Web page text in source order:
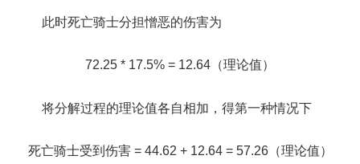
此时死亡骑士分担憎恶的伤害为
72.25 * 17.5% = 12.64（理论值）
将分解过程的理论值各自相加，得第一种情况下
死亡骑士受到伤害 = 44.62 + 12.64 = 57.26（理论值）